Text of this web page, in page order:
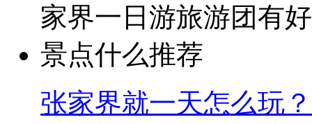
张家界就一天怎么玩